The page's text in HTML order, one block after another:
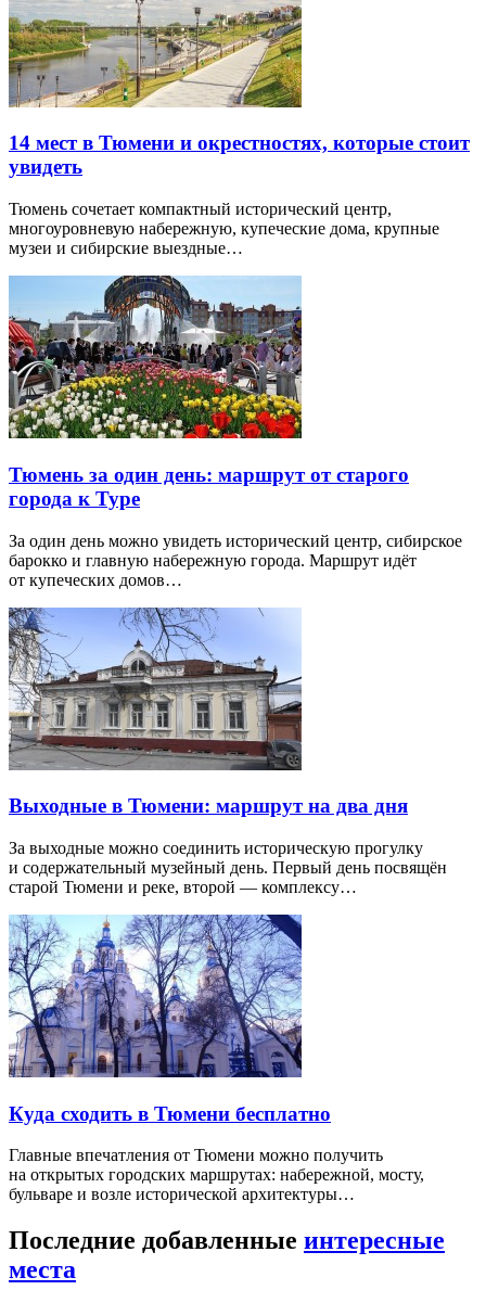
14 мест в Тюмени и окрестностях, которые стоит
увидеть
Тюмень сочетает компактный исторический центр,
многоуровневую набережную, купеческие дома, крупные
музеи и сибирские выездные…
Тюмень за один день: маршрут от старого
города к Туре
За один день можно увидеть исторический центр, сибирское
барокко и главную набережную города. Маршрут идёт
от купеческих домов…
Выходные в Тюмени: маршрут на два дня
За выходные можно соединить историческую прогулку
и содержательный музейный день. Первый день посвящён
старой Тюмени и реке, второй — комплексу…
Куда сходить в Тюмени бесплатно
Главные впечатления от Тюмени можно получить
на открытых городских маршрутах: набережной, мосту,
бульваре и возле исторической архитектуры…
Последние добавленные интересные
места